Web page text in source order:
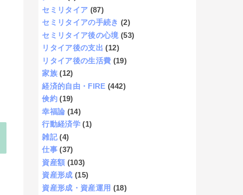
セミリタイア (87)
セミリタイアの手続き (2)
セミリタイア後の心境 (53)
リタイア後の支出 (12)
リタイア後の生活費 (19)
家族 (12)
経済的自由・FIRE (442)
倹約 (19)
幸福論 (14)
行動経済学 (1)
雑記 (4)
仕事 (37)
資産額 (103)
資産形成 (15)
資産形成・資産運用 (18)